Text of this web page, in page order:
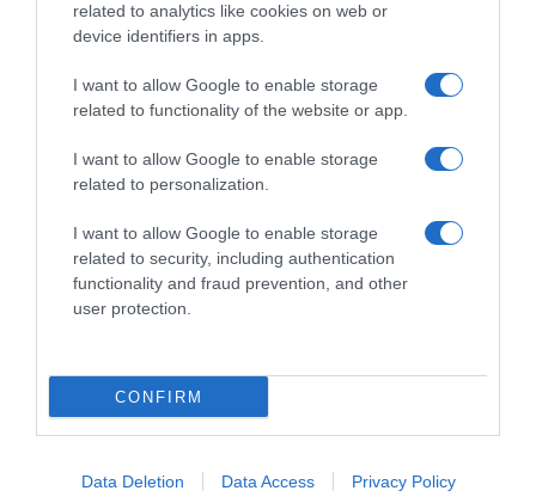
related to analytics like cookies on web or
device identifiers in apps.
I want to allow Google to enable storage
related to functionality of the website or app.
I want to allow Google to enable storage
related to personalization.
I want to allow Google to enable storage
related to security, including authentication
functionality and fraud prevention, and other
user protection.
CONFIRM
Data Deletion Data Access Privacy Policy
Βρήκε φωτογραφία που επέπλεε στη
βρήκε τον κάτοχο της (φωτογραφίες)
Ιστορία από το 2004 που συγκινεί